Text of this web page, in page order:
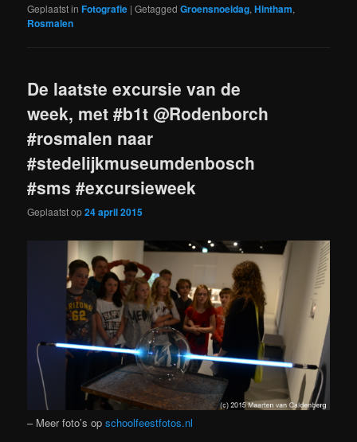
Geplaatst in Fotografie |Getagged Groensnoeidag,Hintham,
Rosmalen
De laatste excursie van de
week, met #b1t @Rodenborch
#rosmalen naar
#stedelijkmuseumdenbosch
#sms #excursieweek
Geplaatst op24 april 2015
– Meer foto’s opschoolfeestfotos.nl